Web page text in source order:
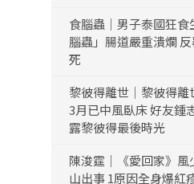
食腦蟲｜男子泰國狂
腦蟲」腸道嚴重潰爛
死
黎彼得離世｜黎彼得離
3月已中風臥床 好友鍾
露黎彼得最後時光
陳浚霆｜《愛回家》
山出事 1原因全身爆紅